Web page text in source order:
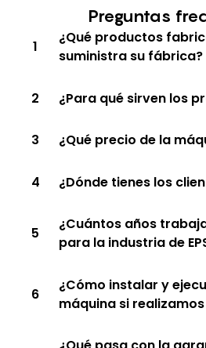
Preguntas
1
¿Qué productos
suministra su fábrica?
2 ¿Para qué sirven los
3 ¿Qué precio de la
4 ¿Dónde tienes los
5
¿Cuántos años
para la industria de
6
¿Cómo instalar y
máquina si